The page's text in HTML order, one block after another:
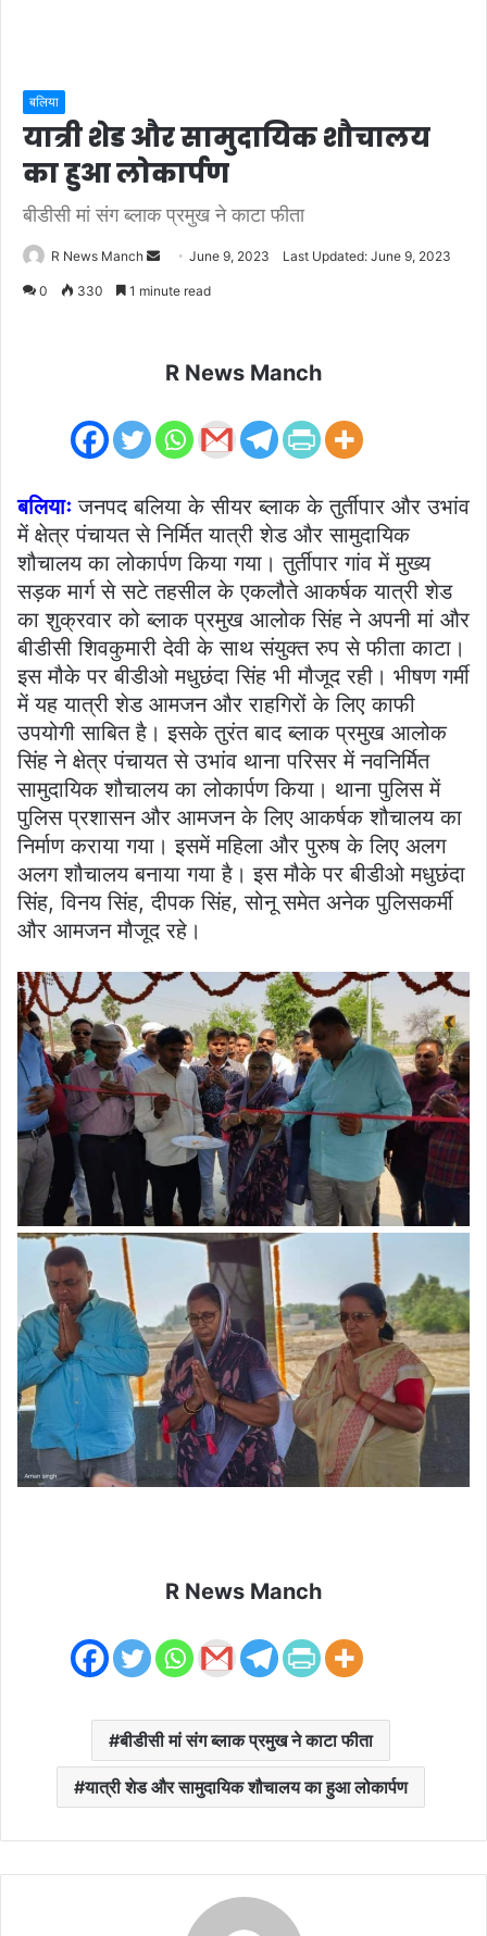
बलिया
यात्री शेड और सामुदायिक शौचालय
का हुआ लोकार्पण
बीडीसी मां संग ब्लाक प्रमुख ने काटा फीता
R News Manch
SendJune 9, 2023 Last Updated: June 9, 2023
0 330 1 minute read
R News Manch
बलियाः जनपद बलिया के सीयर ब्लाक के तुर्तीपार और उभांव
में क्षेत्र पंचायत से निर्मित यात्री शेड और सामुदायिक
शौचालय का लोकार्पण किया गया। तुर्तीपार गांव में मुख्य
सड़क मार्ग से सटे तहसील के एकलौते आकर्षक यात्री शेड
का शुक्रवार को ब्लाक प्रमुख आलोक सिंह ने अपनी मां और
बीडीसी शिवकुमारी देवी के साथ संयुक्त रुप से फीता काटा।
इस मौके पर बीडीओ मधुछंदा सिंह भी मौजूद रही। भीषण गर्मी
में यह यात्री शेड आमजन और राहगिरों के लिए काफी
उपयोगी साबित है। इसके तुरंत बाद ब्लाक प्रमुख आलोक
सिंह ने क्षेत्र पंचायत से उभांव थाना परिसर में नवनिर्मित
सामुदायिक शौचालय का लोकार्पण किया। थाना पुलिस में
पुलिस प्रशासन और आमजन के लिए आकर्षक शौचालय का
निर्माण कराया गया। इसमें महिला और पुरुष के लिए अलग
अलग शौचालय बनाया गया है। इस मौके पर बीडीओ मधुछंदा
सिंह, विनय सिंह, दीपक सिंह, सोनू समेत अनेक पुलिसकर्मी
और आमजन मौजूद रहे।
R News Manch
बीडीसी मां संग ब्लाक प्रमुख ने काटा फीता
यात्री शेड और सामुदायिक शौचालय का हुआ लोकार्पण